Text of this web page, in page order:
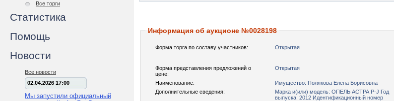
Все торги
Статистика
Помощь
Новости
Все новости
02.04.2026 17:00
Мы запустили официальный
Информация об аукционе №0028198
Форма торга по составу участников: Открытая
Форма представления предложений о
цене:
Открытая
Наименование: Имущество: Полякова Елена Борисовна
Дополнительные сведения:
Марка и(или) модель: ОПЕЛЬ АСТРА Р-J Год
выпуска: 2012 Идентификационный номер